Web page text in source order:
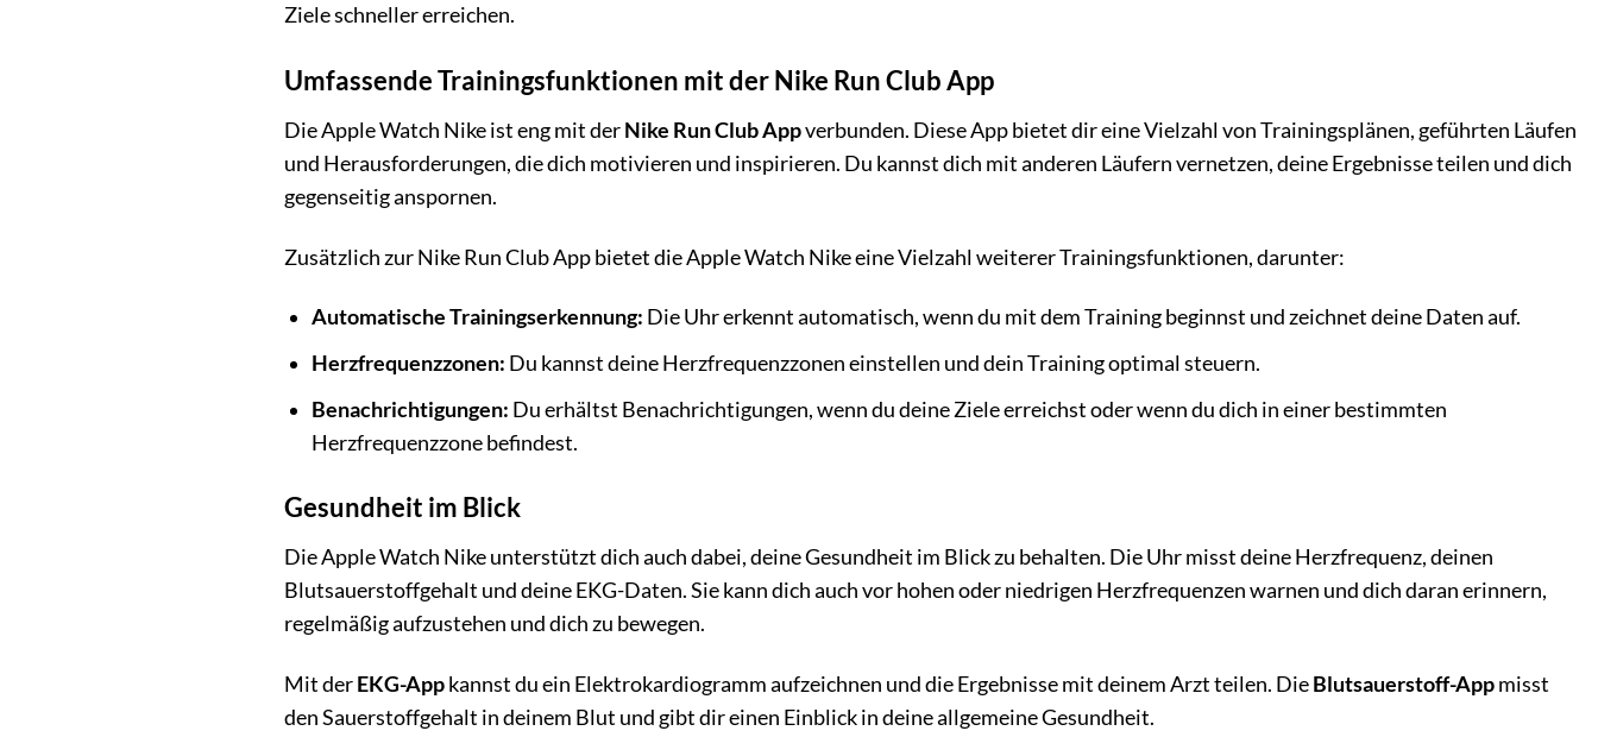
Ziele schneller erreichen.
Umfassende Trainingsfunktionen mit der Nike Run Club App
Die Apple Watch Nike ist eng mit derNike Run Club Appverbunden. Diese App bietet dir eine Vielzahl von Trainingsplänen, geführten Läufen
und Herausforderungen, die dich motivieren und inspirieren. Du kannst dich mit anderen Läufern vernetzen, deine Ergebnisse teilen und dich
gegenseitig anspornen.
Zusätzlich zur Nike Run Club App bietet die Apple Watch Nike eine Vielzahl weiterer Trainingsfunktionen, darunter:
Automatische Trainingserkennung: Die Uhr erkennt automatisch, wenn du mit dem Training beginnst und zeichnet deine Daten auf.
Herzfrequenzzonen: Du kannst deine Herzfrequenzzonen einstellen und dein Training optimal steuern.
Benachrichtigungen: Du erhältst Benachrichtigungen, wenn du deine Ziele erreichst oder wenn du dich in einer bestimmten
Herzfrequenzzone befindest.
Gesundheit im Blick
Die Apple Watch Nike unterstützt dich auch dabei, deine Gesundheit im Blick zu behalten. Die Uhr misst deine Herzfrequenz, deinen
Blutsauerstoffgehalt und deine EKG-Daten. Sie kann dich auch vor hohen oder niedrigen Herzfrequenzen warnen und dich daran erinnern,
regelmäßig aufzustehen und dich zu bewegen.
Mit derEKG-Appkannst du ein Elektrokardiogramm aufzeichnen und die Ergebnisse mit deinem Arzt teilen. DieBlutsauerstoff-Appmisst
den Sauerstoffgehalt in deinem Blut und gibt dir einen Einblick in deine allgemeine Gesundheit.